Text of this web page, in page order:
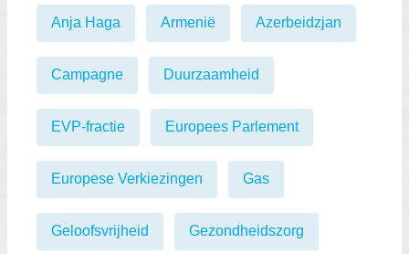
Anja Haga Armenië Azerbeidzjan
Campagne Duurzaamheid
EVP-fractie Europees Parlement
Europese Verkiezingen Gas
Geloofsvrijheid Gezondheidszorg